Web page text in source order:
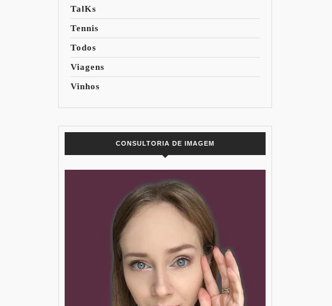
TalKs
Tennis
Todos
Viagens
Vinhos
CONSULTORIA DE IMAGEM